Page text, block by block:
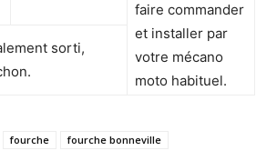
faire commander
et installer par
votre mécano
moto habituel.
sorti,
fourche
fourche bonneville